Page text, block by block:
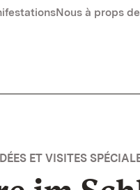
Nous à props
ET VISITES